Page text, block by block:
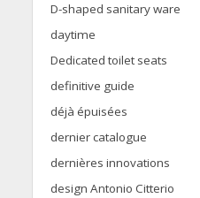
D-shaped sanitary ware
daytime
Dedicated toilet seats
definitive guide
déjà épuisées
dernier catalogue
dernières innovations
design Antonio Citterio